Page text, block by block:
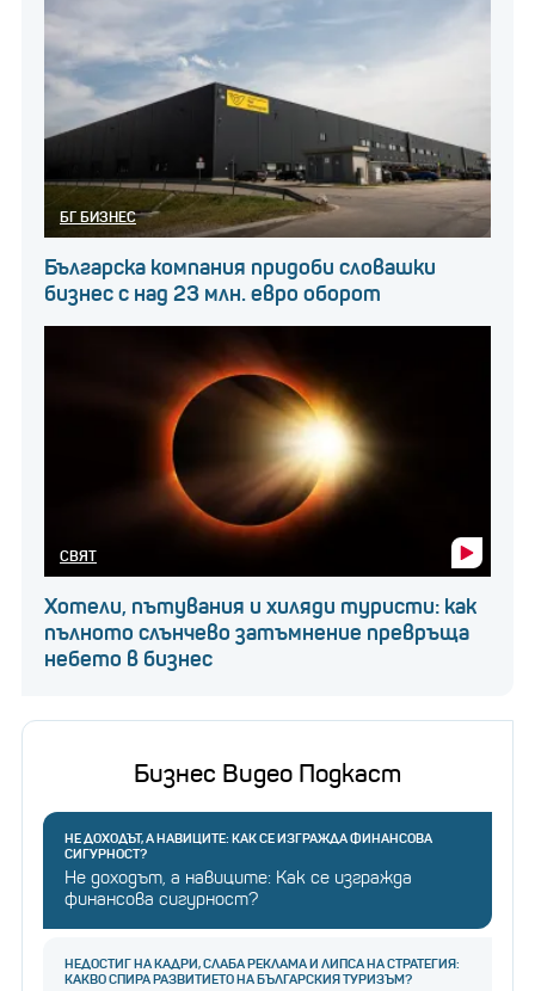
БГ БИЗНЕС
Българска компания придоби словашки
бизнес с над 23 млн. евро оборот
СВЯТ
Хотели, пътувания и хиляди туристи: как
пълното слънчево затъмнение превръща
небето в бизнес
Бизнес Видео Подкаст
НЕ ДОХОДЪТ, А НАВИЦИТЕ: КАК СЕ ИЗГРАЖДА ФИНАНСОВА
СИГУРНОСТ?
Не доходът, а навиците: Как се изгражда
финансова сигурност?
НЕДОСТИГ НА КАДРИ, СЛАБА РЕКЛАМА И ЛИПСА НА СТРАТЕГИЯ:
КАКВО СПИРА РАЗВИТИЕТО НА БЪЛГАРСКИЯ ТУРИЗЪМ?